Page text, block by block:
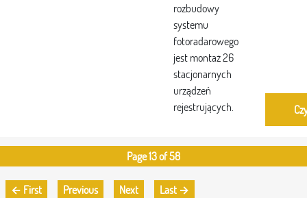
rozbudowy
systemu
fotoradarowego
jest montaż 26
stacjonarnych
urządzeń
rejestrujących.
Page 13 of 58
← First Previous Next Last →